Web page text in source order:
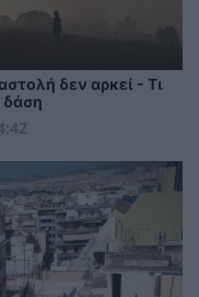
δεν αρκεί - Τι
δάση